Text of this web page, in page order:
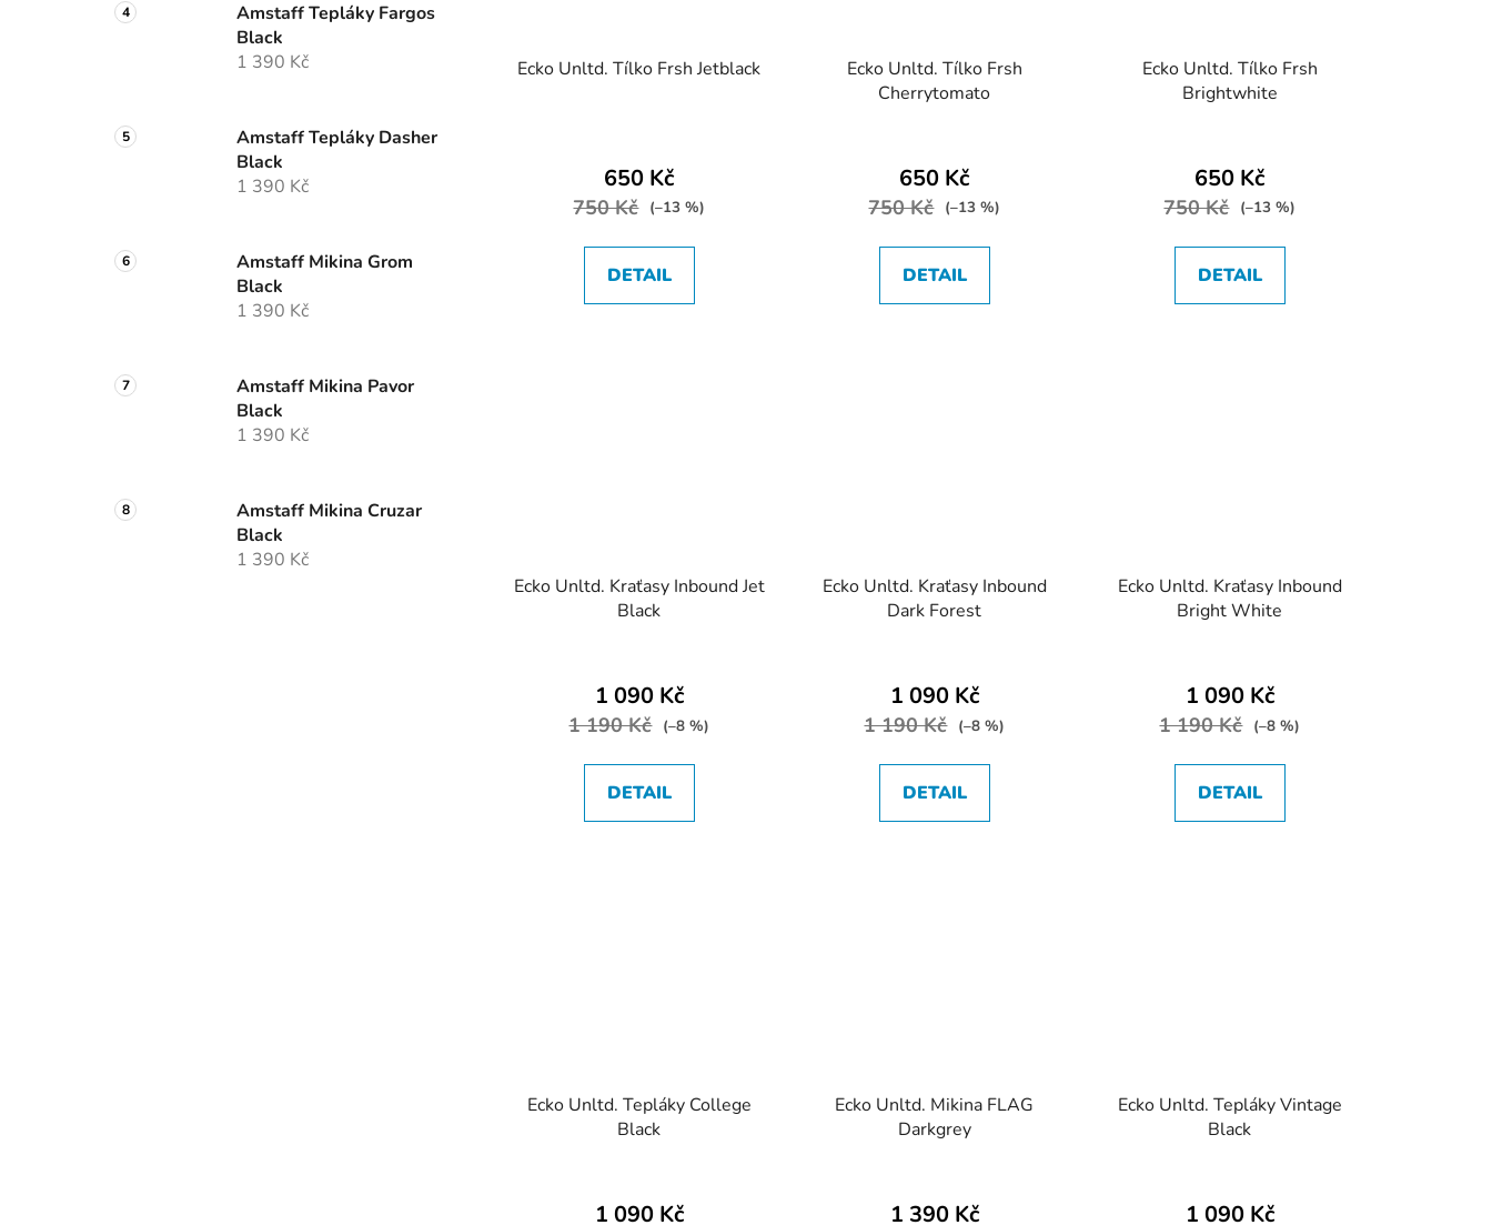
Amstaff Tepláky Fargos
Black
1 390 Kč
Amstaff Tepláky Dasher
Black
1 390 Kč
Amstaff Mikina Grom
Black
1 390 Kč
Amstaff Mikina Pavor
Black
1 390 Kč
Amstaff Mikina Cruzar
Black
1 390 Kč
Ecko Unltd. Tílko Frsh Jetblack
650 Kč
750 Kč (–13 %)
DETAIL
Ecko Unltd. Tílko Frsh
Cherrytomato
650 Kč
750 Kč (–13 %)
DETAIL
Ecko Unltd. Tílko Frsh
Brightwhite
650 Kč
750 Kč (–13 %)
DETAIL
Ecko Unltd. Kraťasy Inbound Jet
Black
1 090 Kč
1 190 Kč (–8 %)
DETAIL
Ecko Unltd. Kraťasy Inbound
Dark Forest
1 090 Kč
1 190 Kč (–8 %)
DETAIL
Ecko Unltd. Kraťasy Inbound
Bright White
1 090 Kč
1 190 Kč (–8 %)
DETAIL
Ecko Unltd. Tepláky College
Black
1 090 Kč
Ecko Unltd. Mikina FLAG
Darkgrey
1 390 Kč
Ecko Unltd. Tepláky Vintage
Black
1 090 Kč